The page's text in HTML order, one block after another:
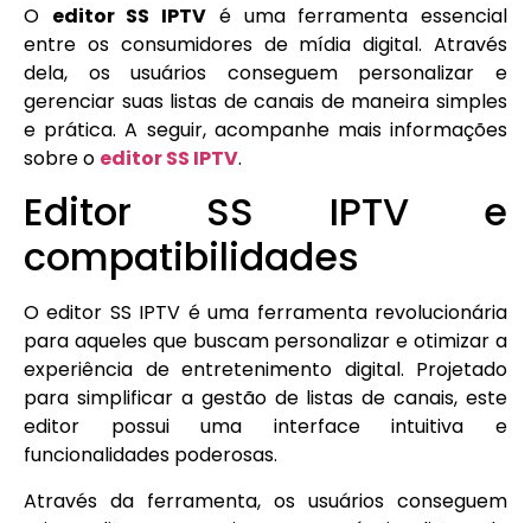
O editor SS IPTV é uma ferramenta essencial
entre os consumidores de mídia digital. Através
dela, os usuários conseguem personalizar e
gerenciar suas listas de canais de maneira simples
e prática. A seguir, acompanhe mais informações
sobre o editor SS IPTV.
Editor SS IPTV e
compatibilidades
O editor SS IPTV é uma ferramenta revolucionária
para aqueles que buscam personalizar e otimizar a
experiência de entretenimento digital. Projetado
para simplificar a gestão de listas de canais, este
editor possui uma interface intuitiva e
funcionalidades poderosas.
Através da ferramenta, os usuários conseguem